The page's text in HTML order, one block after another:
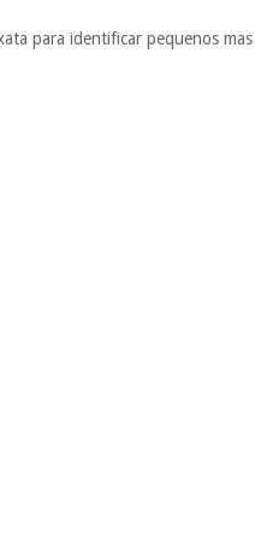
para identificar pequenos